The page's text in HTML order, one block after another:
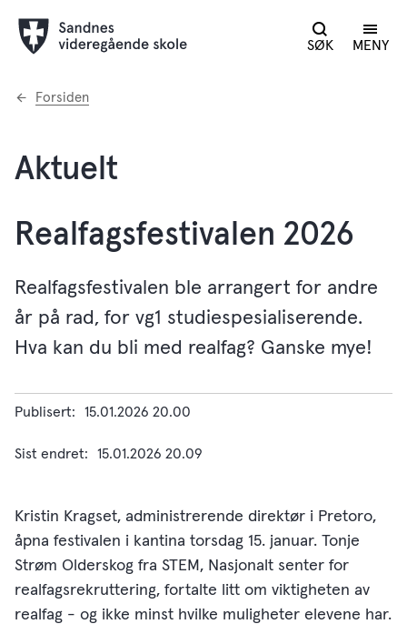
SØK MENY
Du
Forsiden
Aktuelt
Realfagsfestivalen 2026
Realfagsfestivalen ble arrangert for andre
år på rad, for vg1 studiespesialiserende.
Hva kan du bli med realfag? Ganske mye!
Publisert 15.01.2026 20.00
Sist endret 15.01.2026 20.09
Kristin Kragset, administrerende direktør i Pretoro,
åpna festivalen i kantina torsdag 15. januar. Tonje
Strøm Olderskog fra STEM, Nasjonalt senter for
realfagsrekruttering, fortalte litt om viktigheten av
realfag - og ikke minst hvilke muligheter elevene har.